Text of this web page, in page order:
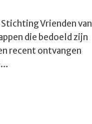
Vrienden van
die bedoeld zijn
recent ontvangen